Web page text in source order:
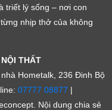
triết lý sống – nơi con
nhịp thở của không
THẤT
Hometalk, 236 Đinh Bộ
07777 08877 |
Nội dung chia sẻ